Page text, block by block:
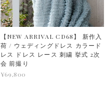
【NEW ARRIVAL CD68】 新作入
荷 / ウェディングドレス カラード
レス ドレス レース 刺繍 挙式 2次
会 前撮り
¥69,800